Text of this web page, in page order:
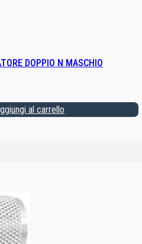
DOPPIO N MASCHIO
al carrello